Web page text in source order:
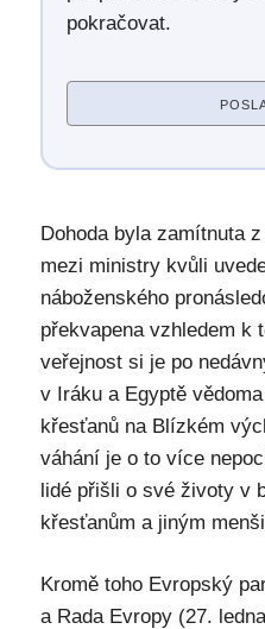
pokračovat.
Dohoda byla zamítnuta
mezi ministry kvůli
náboženského
překvapena vzhledem k
veřejnost si je po
v Iráku a Egyptě
křesťanů na Blízkém
váhání je o to více
lidé přišli o své životy v
křesťanům a jiným
Kromě toho Evropský
a Rada Evropy (27.